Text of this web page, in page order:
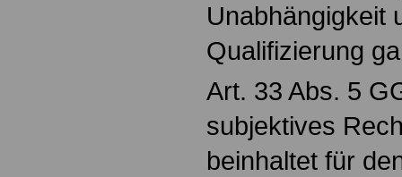
Unabhängigkeit
Qualifizierung
Art. 33 Abs. 5
subjektives
beinhaltet für